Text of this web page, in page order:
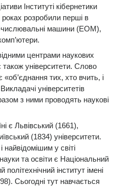
Інституті кібернетики
роках розробили перші в
машини (ЕОМ),
центрами наукових
також університети. Слово
«об’єднання тих, хто вчить, і
університетів
з ними проводять наукові
є Львівський (1661),
(1834) університети.
найвідомішим у світі
та освіти є Національний
політехнічний інститут імені
Сьогодні тут навчається